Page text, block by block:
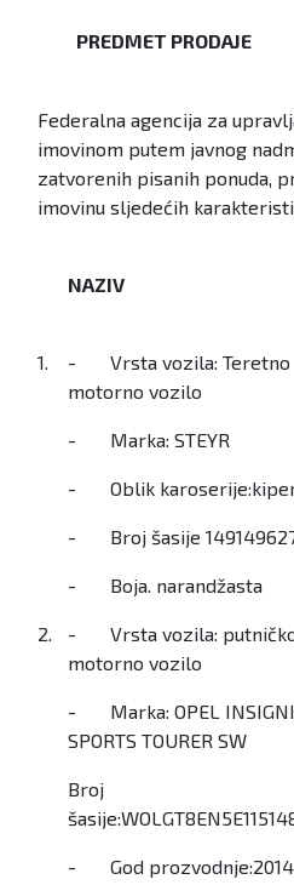
PREDMET PRODAJE
Federalna agencija za
imovinom putem javnog
zatvorenih pisanih ponuda,
imovinu sljedećih
NAZIV
1.
- Vrsta vozila: Teretno
motorno vozilo
- Marka: STEYR
- Oblik
- Broj šasije
- Boja. narandžasta
2.
- Vrsta vozila:
motorno vozilo
- Marka: OPEL
SPORTS TOURER SW
Broj
- God prozvodnje:2014